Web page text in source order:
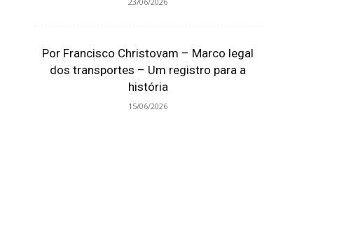
Por Francisco Christovam – Marco legal
dos transportes – Um registro para a
história
15/06/2026